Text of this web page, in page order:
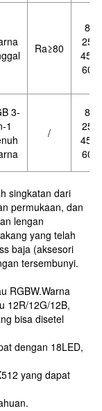
Ra≥80
8°,
25°,
45 °,
60 °
3-
1
/
8°,
25°,
45 °,
60 °
singkatan dari
permukaan, dan
lengan
yang telah
baja (aksesori
tersembunyi.
RGBW.Warna
12R/12G/12B,
bisa disetel
dengan 18LED,
yang dapat